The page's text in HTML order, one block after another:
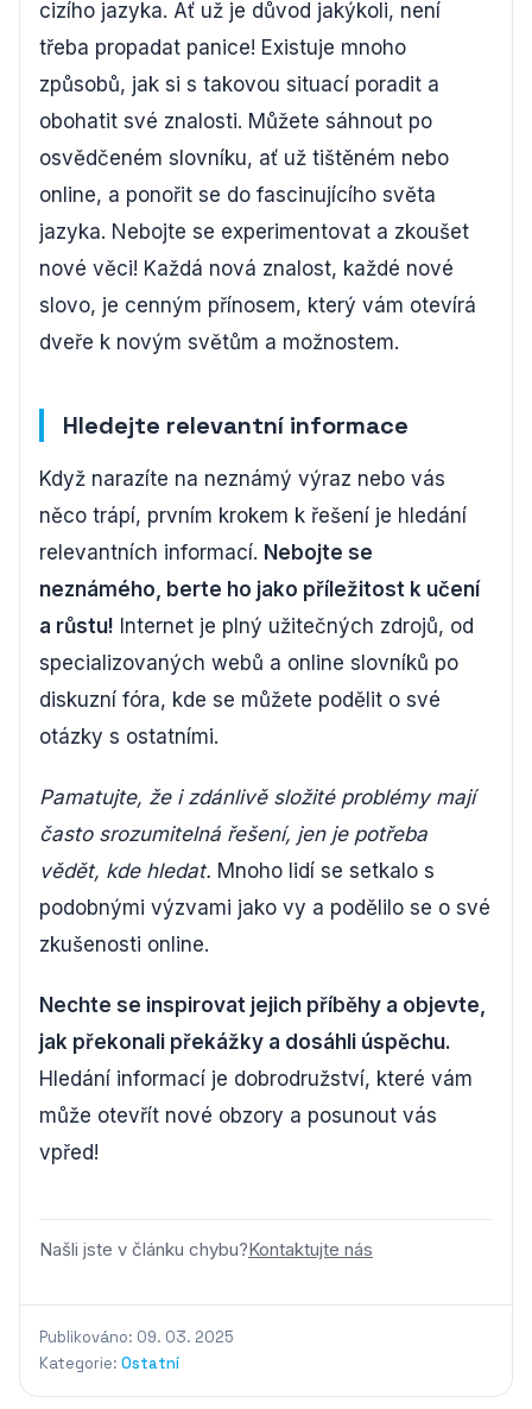
cizího jazyka. Ať už je důvod jakýkoli, není
třeba propadat panice! Existuje mnoho
způsobů, jak si s takovou situací poradit a
obohatit své znalosti. Můžete sáhnout po
osvědčeném slovníku, ať už tištěném nebo
online, a ponořit se do fascinujícího světa
jazyka. Nebojte se experimentovat a zkoušet
nové věci! Každá nová znalost, každé nové
slovo, je cenným přínosem, který vám otevírá
dveře k novým světům a možnostem.
Hledejte relevantní informace
Když narazíte na neznámý výraz nebo vás
něco trápí, prvním krokem k řešení je hledání
relevantních informací. Nebojte se
neznámého, berte ho jako příležitost k učení
a růstu! Internet je plný užitečných zdrojů, od
specializovaných webů a online slovníků po
diskuzní fóra, kde se můžete podělit o své
otázky s ostatními.
Pamatujte, že i zdánlivě složité problémy mají
často srozumitelná řešení, jen je potřeba
vědět, kde hledat. Mnoho lidí se setkalo s
podobnými výzvami jako vy a podělilo se o své
zkušenosti online.
Nechte se inspirovat jejich příběhy a objevte,
jak překonali překážky a dosáhli úspěchu.
Hledání informací je dobrodružství, které vám
může otevřít nové obzory a posunout vás
vpřed!
Našli jste v článku chybu?Kontaktujte nás
Publikováno: 09. 03. 2025
Kategorie: Ostatní